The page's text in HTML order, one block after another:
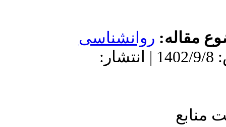
8 | انتشار: